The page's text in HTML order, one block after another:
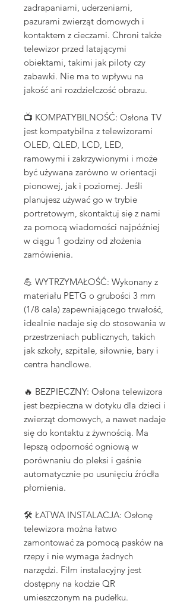
zadrapaniami, uderzeniami,
pazurami zwierząt domowych i
kontaktem z cieczami. Chroni także
telewizor przed latającymi
obiektami, takimi jak piloty czy
zabawki. Nie ma to wpływu na
jakość ani rozdzielczość obrazu.
📺 KOMPATYBILNOŚĆ: Osłona TV
jest kompatybilna z telewizorami
OLED, QLED, LCD, LED,
ramowymi i zakrzywionymi i może
być używana zarówno w orientacji
pionowej, jak i poziomej. Jeśli
planujesz używać go w trybie
portretowym, skontaktuj się z nami
za pomocą wiadomości najpóźniej
w ciągu 1 godziny od złożenia
zamówienia.
💪 WYTRZYMAŁOŚĆ: Wykonany z
materiału PETG o grubości 3 mm
(1/8 cala) zapewniającego trwałość,
idealnie nadaje się do stosowania w
przestrzeniach publicznych, takich
jak szkoły, szpitale, siłownie, bary i
centra handlowe.
🔥 BEZPIECZNY: Osłona telewizora
jest bezpieczna w dotyku dla dzieci i
zwierząt domowych, a nawet nadaje
się do kontaktu z żywnością. Ma
lepszą odporność ogniową w
porównaniu do pleksi i gaśnie
automatycznie po usunięciu źródła
płomienia.
🛠️ ŁATWA INSTALACJA: Osłonę
telewizora można łatwo
zamontować za pomocą pasków na
rzepy i nie wymaga żadnych
narzędzi. Film instalacyjny jest
dostępny na kodzie QR
umieszczonym na pudełku.